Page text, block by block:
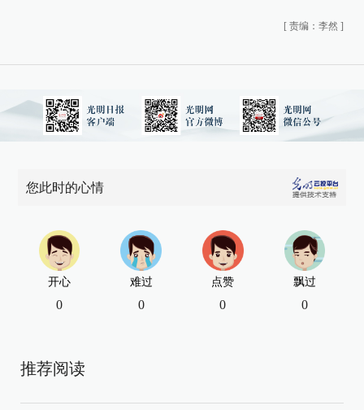
[ 责编：李然 ]
您此时的心情
开心
0
难过
0
点赞
0
飘过
0
推荐阅读